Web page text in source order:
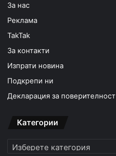
За нас
Реклама
TakTak
За контакти
Изпрати новина
Подкрепи ни
Декларация за поверителност
Категории
Категории